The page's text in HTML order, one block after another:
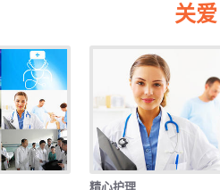
关爱
精心护理